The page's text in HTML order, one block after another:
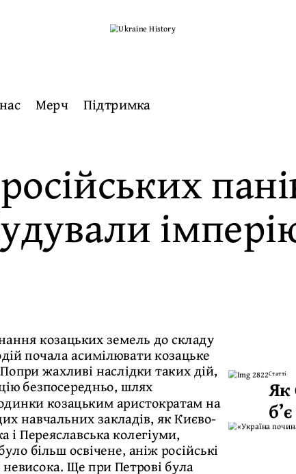
Мерч Підтримка
козацьких земель до складу
почала асимілювати козацьке
жахливі наслідки таких дій,
безпосередньо, шлях
козацьким аристократам на
навчальних закладів, як Києво-
і Переяславська колегіуми,
більш освічене, аніж російські
Ще при Петрові була
Статті
Як